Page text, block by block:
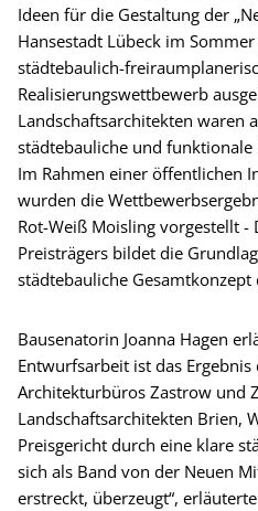
Ideen für die Gestaltung der
Hansestadt Lübeck im
städtebaulich-
Realisierungswettbewerb
Landschaftsarchitekten waren
städtebauliche und
Im Rahmen einer öffentlichen
wurden die
Rot-Weiß Moisling vorgestellt -
Preisträgers bildet die
städtebauliche Gesamtkonzept
Bausenatorin Joanna Hagen
Entwurfsarbeit ist das
Architekturbüros Zastrow und
Landschaftsarchitekten Brien,
Preisgericht durch eine klare
sich als Band von der Neuen
erstreckt, überzeugt“,